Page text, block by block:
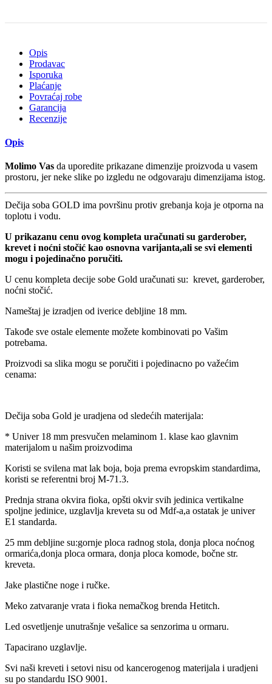
Opis
Prodavac
Isporuka
Plaćanje
Povraćaj robe
Garancija
Recenzije
Opis
Molimo Vas da uporedite prikazane dimenzije proizvoda u vasem
prostoru, jer neke slike po izgledu ne odgovaraju dimenzijama istog.
Dečija soba GOLD ima površinu protiv grebanja koja je otporna na
toplotu i vodu.
U prikazanu cenu ovog kompleta uračunati su garderober,
krevet i noćni stočić kao osnovna varijanta,ali se svi elementi
mogu i pojedinačno poručiti.
U cenu kompleta decije sobe Gold uračunati su: krevet, garderober,
noćni stočić.
Nameštaj je izradjen od iverice debljine 18 mm.
Takođe sve ostale elemente možete kombinovati po Vašim
potrebama.
Proizvodi sa slika mogu se poručiti i pojedinacno po važećim
cenama:
Dečija soba Gold je uradjena od sledećih materijala:
* Univer 18 mm presvučen melaminom 1. klase kao glavnim
materijalom u našim proizvodima
Koristi se svilena mat lak boja, boja prema evropskim standardima,
koristi se referentni broj M-71.3.
Prednja strana okvira fioka, opšti okvir svih jedinica vertikalne
spoljne jedinice, uzglavlja kreveta su od Mdf-a,a ostatak je univer
E1 standarda.
25 mm debljine su:gornje ploca radnog stola, donja ploca noćnog
ormarića,donja ploca ormara, donja ploca komode, bočne str.
kreveta.
Jake plastične noge i ručke.
Meko zatvaranje vrata i fioka nemačkog brenda Hetitch.
Led osvetljenje unutrašnje vešalice sa senzorima u ormaru.
Tapacirano uzglavlje.
Svi naši kreveti i setovi nisu od kancerogenog materijala i uradjeni
su po standardu ISO 9001.